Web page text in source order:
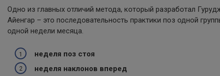
Одно из главных отличий метода, который разработал
Айенгар – это последовательность практики поз одной
одной недели месяца.
неделя поз стоя
неделя наклонов вперед